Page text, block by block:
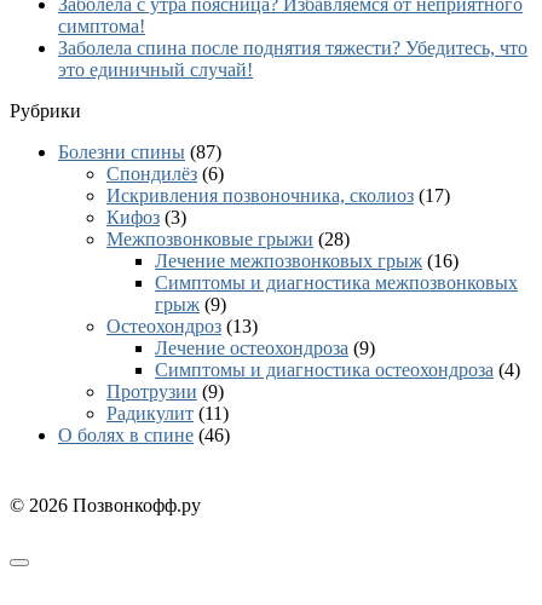
симптома!
Заболела спина после поднятия тяжести? Убедитесь, что
это единичный случай!
Рубрики
Болезни спины (87)
Cпондилёз (6)
Искривления позвоночника, сколиоз (17)
Кифоз (3)
Межпозвонковые грыжи (28)
Лечение межпозвонковых грыж (16)
Симптомы и диагностика межпозвонковых
грыж (9)
Остеохондроз (13)
Лечение остеохондроза (9)
Симптомы и диагностика остеохондроза (4)
Протрузии (9)
Радикулит (11)
О болях в спине (46)
© 2026 Позвонкофф.ру